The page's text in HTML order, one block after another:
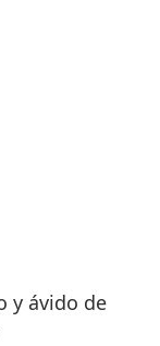
y ávido de